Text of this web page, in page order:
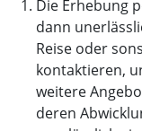
Die Erhebung
dann
Reise oder
kontaktieren,
weitere
deren